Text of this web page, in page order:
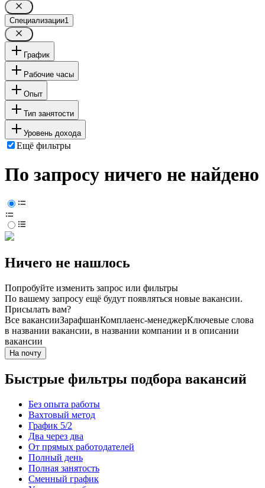
Специализации1
График
Рабочие часы
Опыт
Тип занятости
Уровень дохода
Ещё фильтры
По запросу ничего не найдено
Ничего не нашлось
Попробуйте изменить запрос или фильтры
По вашему запросу ещё будут появляться новые вакансии.
Присылать вам?
Все вакансииЗарафшанКомплаенс-менеджерКлючевые слова
в названии вакансии, в названии компании и в описании
вакансии
На почту
Быстрые фильтры подбора вакансий
Без опыта работы
Вахтовый метод
График 5/2
Два через два
От прямых работодателей
Полный день
Полная занятость
Сменный график